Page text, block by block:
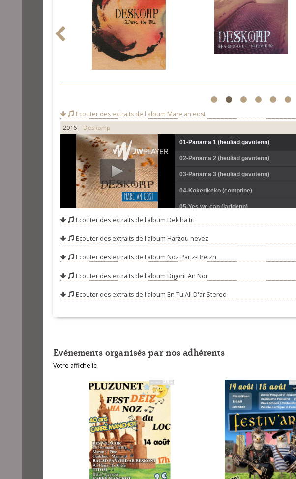
1 2 3 4 5 6
Ecouter des extraits de l'album Mare an eost
2016 - Deskomp
01-Panama 1 (heuliad gavotenn)
02-Panama 2 (heuliad gavotenn)
03-Panama 3 (heuliad gavotenn)
04-Kokerikeko (comptine)
05-Yes we can (laridenn)
06-War vali Sant Jakez an noz (marzurka)
07-An eostig 1 (Heuliad plinn)
08-An eostig 2 (Heuliad plinn)
Ecouter des extraits de l'album Dek ha tri
Ecouter des extraits de l'album Harzou nevez
Ecouter des extraits de l'album Noz Pariz-Breizh
Ecouter des extraits de l'album Digorit An Nor
Ecouter des extraits de l'album En Tu All D'ar Stered
Evénements organisés par nos adhérents
Votre affiche ici